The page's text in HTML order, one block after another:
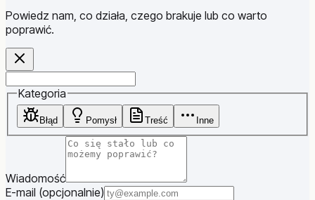
Powiedz nam, co działa, czego brakuje lub co warto
poprawić.
Kategoria
Błąd Pomysł Treść Inne
Wiadomość
E-mail (opcjonalnie)